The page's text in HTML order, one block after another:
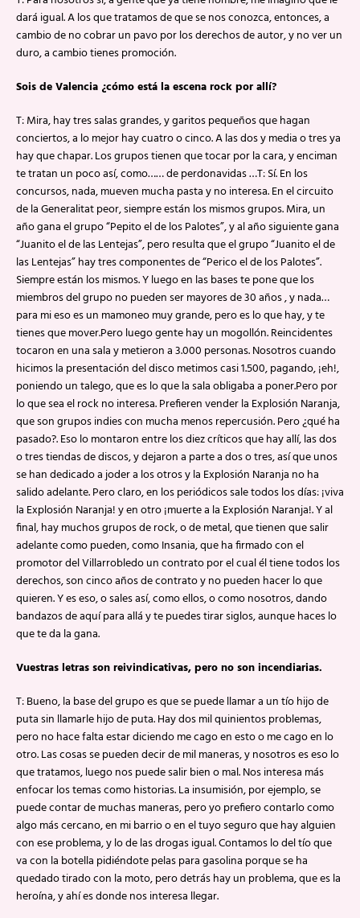
dará igual. A los que tratamos de que se nos conozca, entonces, a
cambio de no cobrar un pavo por los derechos de autor, y no ver un
duro, a cambio tienes promoción.
Sois de Valencia ¿cómo está la escena rock por allí?
T: Mira, hay tres salas grandes, y garitos pequeños que hagan
conciertos, a lo mejor hay cuatro o cinco. A las dos y media o tres ya
hay que chapar. Los grupos tienen que tocar por la cara, y enciman
te tratan un poco así, como…… de perdonavidas …T: Sí. En los
concursos, nada, mueven mucha pasta y no interesa. En el circuito
de la Generalitat peor, siempre están los mismos grupos. Mira, un
año gana el grupo “Pepito el de los Palotes”, y al año siguiente gana
“Juanito el de las Lentejas”, pero resulta que el grupo “Juanito el de
las Lentejas” hay tres componentes de “Perico el de los Palotes”.
Siempre están los mismos. Y luego en las bases te pone que los
miembros del grupo no pueden ser mayores de 30 años , y nada…
para mi eso es un mamoneo muy grande, pero es lo que hay, y te
tienes que mover.Pero luego gente hay un mogollón. Reincidentes
tocaron en una sala y metieron a 3.000 personas. Nosotros cuando
hicimos la presentación del disco metimos casi 1.500, pagando, ¡eh!,
poniendo un talego, que es lo que la sala obligaba a poner.Pero por
lo que sea el rock no interesa. Prefieren vender la Explosión Naranja,
que son grupos indies con mucha menos repercusión. Pero ¿qué ha
pasado?. Eso lo montaron entre los diez críticos que hay allí, las dos
o tres tiendas de discos, y dejaron a parte a dos o tres, así que unos
se han dedicado a joder a los otros y la Explosión Naranja no ha
salido adelante. Pero claro, en los periódicos sale todos los días: ¡viva
la Explosión Naranja! y en otro ¡muerte a la Explosión Naranja!. Y al
final, hay muchos grupos de rock, o de metal, que tienen que salir
adelante como pueden, como Insania, que ha firmado con el
promotor del Villarrobledo un contrato por el cual él tiene todos los
derechos, son cinco años de contrato y no pueden hacer lo que
quieren. Y es eso, o sales así, como ellos, o como nosotros, dando
bandazos de aquí para allá y te puedes tirar siglos, aunque haces lo
que te da la gana.
Vuestras letras son reivindicativas, pero no son incendiarias.
T: Bueno, la base del grupo es que se puede llamar a un tío hijo de
puta sin llamarle hijo de puta. Hay dos mil quinientos problemas,
pero no hace falta estar diciendo me cago en esto o me cago en lo
otro. Las cosas se pueden decir de mil maneras, y nosotros es eso lo
que tratamos, luego nos puede salir bien o mal. Nos interesa más
enfocar los temas como historias. La insumisión, por ejemplo, se
puede contar de muchas maneras, pero yo prefiero contarlo como
algo más cercano, en mi barrio o en el tuyo seguro que hay alguien
con ese problema, y lo de las drogas igual. Contamos lo del tío que
va con la botella pidiéndote pelas para gasolina porque se ha
quedado tirado con la moto, pero detrás hay un problema, que es la
heroína, y ahí es donde nos interesa llegar.